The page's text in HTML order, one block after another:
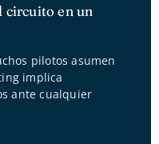
circuito en un
pilotos asumen
implica
ante cualquier